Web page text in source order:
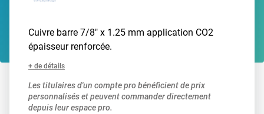
Cuivre barre 7/8" x 1.25 mm application CO2
épaisseur renforcée.
+ de détails
Les titulaires d'un compte pro bénéficient de prix
personnalisés et peuvent commander directement
depuis leur espace pro.